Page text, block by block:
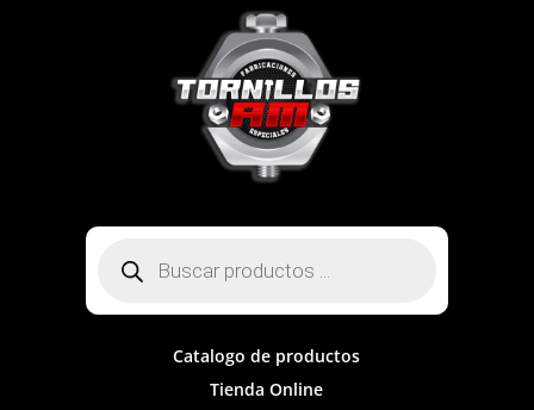
productos
Catalogo de productos
Tienda Online